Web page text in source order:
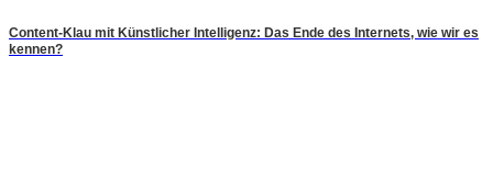
Content-Klau mit Künstlicher Intelligenz: Das Ende des Internets, wie wir es
kennen?